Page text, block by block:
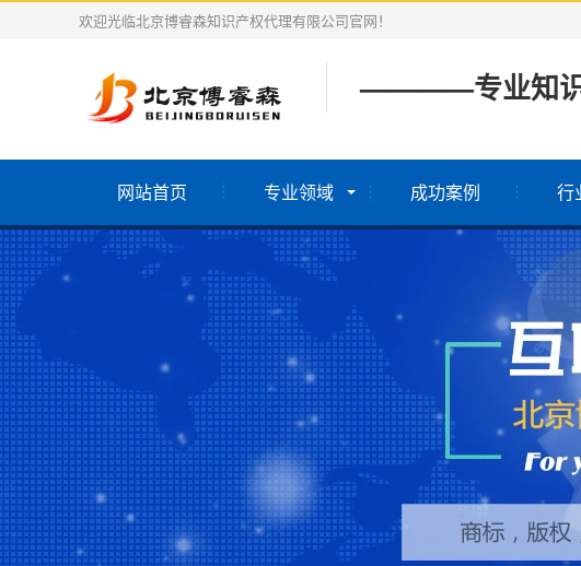
欢迎光临北京博睿森知识产权代理有限公司官网！
————专业知
网站首页 专业领域 成功案例 行